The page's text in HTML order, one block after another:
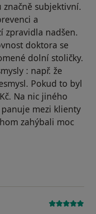
subjektivní.
a
zpravidla nadšen.
doktora se
dolní stoličky.
: např. že
Pokud to byl
Na nic jiného
mezi klienty
zahýbali moc
Zdeněk